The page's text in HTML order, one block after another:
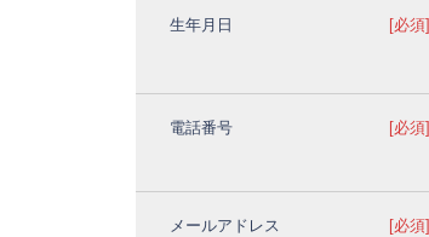
生年月日
[必須]
電話番号 [必須]
メールアドレス [必須]